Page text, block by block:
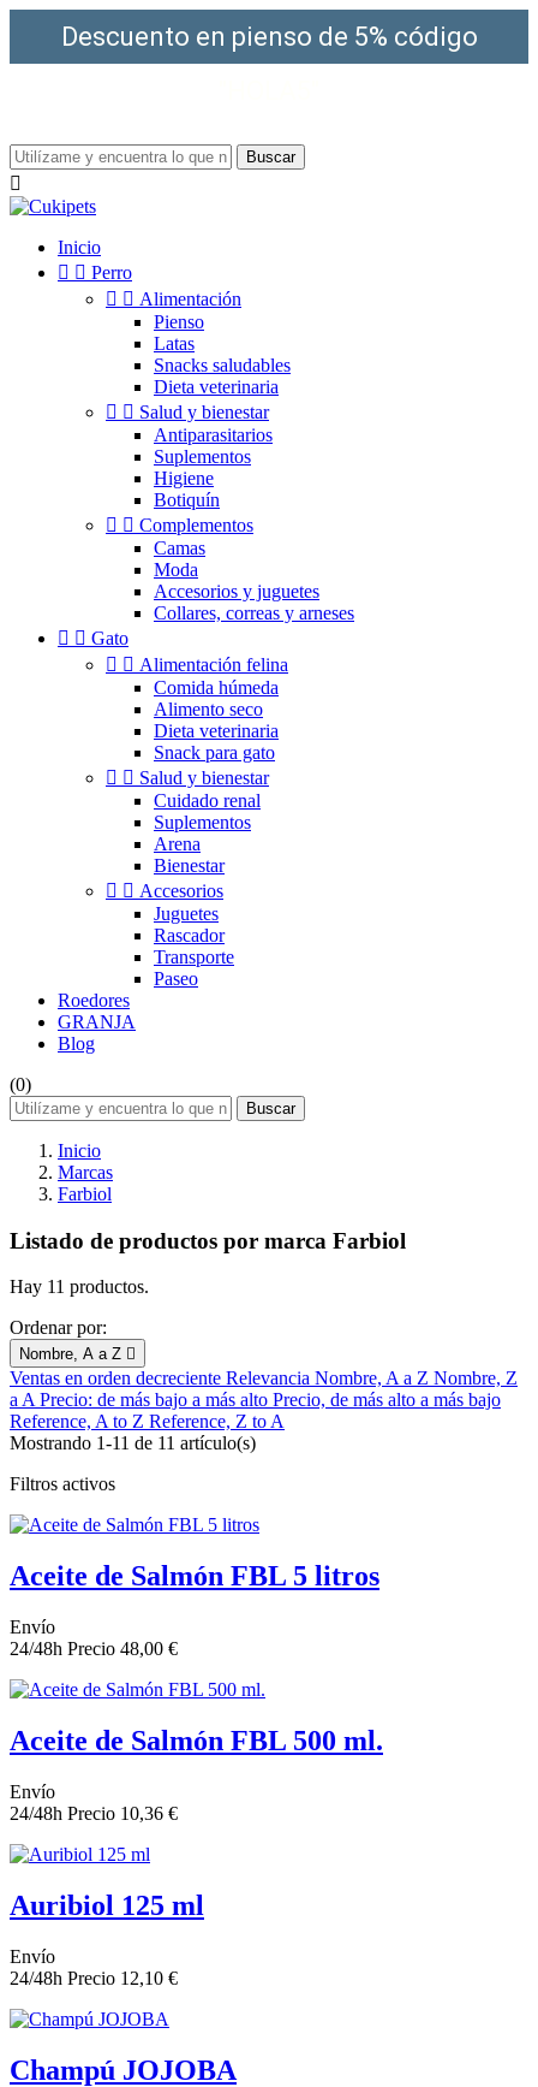
Descuento en pienso de 5% código
Buscar

Inicio
  Perro
  Alimentación
Pienso
Latas
Snacks saludables
Dieta veterinaria
  Salud y bienestar
Antiparasitarios
Suplementos
Higiene
Botiquín
  Complementos
Camas
Moda
Accesorios y juguetes
Collares, correas y arneses
  Gato
  Alimentación felina
Comida húmeda
Alimento seco
Dieta veterinaria
Snack para gato
  Salud y bienestar
Cuidado renal
Suplementos
Arena
Bienestar
  Accesorios
Juguetes
Rascador
Transporte
Paseo
Roedores
GRANJA
Blog
(0)
Buscar
Inicio
Marcas
Farbiol
Listado de productos por marca Farbiol
Hay 11 productos.
Ordenar por:
Nombre, A a Z 
Ventas en orden decreciente Relevancia Nombre, A a Z Nombre, Z
a A Precio: de más bajo a más alto Precio, de más alto a más bajo
Reference, A to Z Reference, Z to A
Mostrando 1-11 de 11 artículo(s)
Filtros activos
Aceite de Salmón FBL 5 litros
Envío
24/48h Precio 48,00 €
Aceite de Salmón FBL 500 ml.
Envío
24/48h Precio 10,36 €
Auribiol 125 ml
Envío
24/48h Precio 12,10 €
Champú JOJOBA